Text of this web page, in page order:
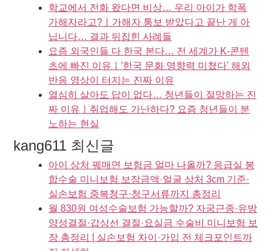
학교에서 전화 왔다면 비상… 우리 아이가 학폭
가해자라고?ㅣ가해자 통보 받았다고 끝난 게 아
닙니다… 결과 뒤집힌 사례들
요즘 외국인들 다 한국 본다… 전 세계가 K-콘텐
츠에 빠진 이유ㅣ'한국 문화 영향력 미쳤다' 해외
반응 영상이 터지는 진짜 이유
열심히 살아도 답이 없다… 청년들이 절망하는 진
짜 이유ㅣ취업해도 가난하다? 요즘 청년들이 분
노하는 현실
kang611 최신글
아이 상처 꿰매면 보험금 얼마 나올까? 응급실 봉
합수술 미니보험 보장금액·얼굴 상처 3cm 기준·
실손보험 중복청구·청구서류까지 총정리
월 830원 여성수술보험 가능할까? 자궁근종·유방
양성결절·갑상선 결절·요실금 수술비 미니보험 보
장 총정리 | 실손보험 차이·가입 전 체크포인트까